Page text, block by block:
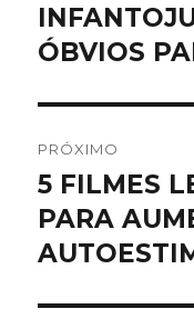
Post
anterior:
ÓBVIOS
PRÓXIMO
Próximo
post:
5 FILMES
PARA